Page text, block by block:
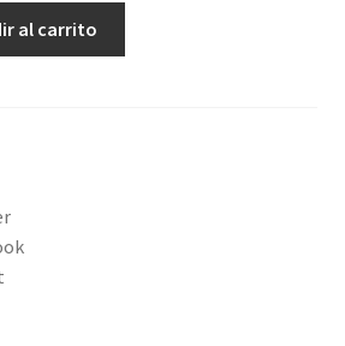
al carrito